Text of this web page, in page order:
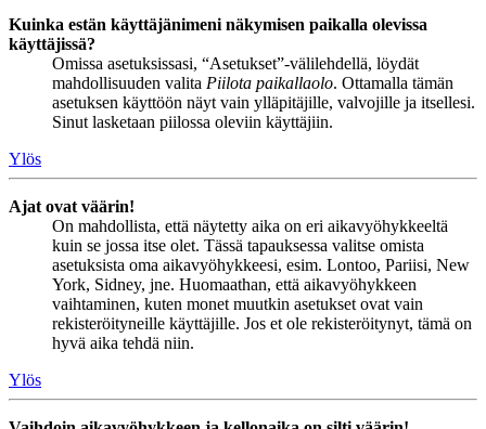
Kuinka estän käyttäjänimeni näkymisen paikalla olevissa
käyttäjissä?
Omissa asetuksissasi, “Asetukset”-välilehdellä, löydät
mahdollisuuden valita Piilota paikallaolo. Ottamalla tämän
asetuksen käyttöön näyt vain ylläpitäjille, valvojille ja itsellesi.
Sinut lasketaan piilossa oleviin käyttäjiin.
Ylös
Ajat ovat väärin!
On mahdollista, että näytetty aika on eri aikavyöhykkeeltä
kuin se jossa itse olet. Tässä tapauksessa valitse omista
asetuksista oma aikavyöhykkeesi, esim. Lontoo, Pariisi, New
York, Sidney, jne. Huomaathan, että aikavyöhykkeen
vaihtaminen, kuten monet muutkin asetukset ovat vain
rekisteröityneille käyttäjille. Jos et ole rekisteröitynyt, tämä on
hyvä aika tehdä niin.
Ylös